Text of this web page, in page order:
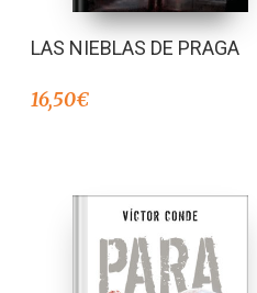
LAS NIEBLAS DE PRAGA
16,50€